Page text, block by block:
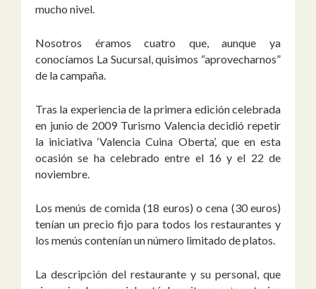
mucho nivel.
Nosotros éramos cuatro que, aunque ya
conocíamos La Sucursal, quisimos “aprovecharnos”
de la campaña.
Tras la experiencia de la primera edición celebrada
en junio de 2009 Turismo Valencia decidió repetir
la iniciativa ‘Valencia Cuina Oberta’, que en esta
ocasión se ha celebrado entre el 16 y el 22 de
noviembre.
Los menús de comida (18 euros) o cena (30 euros)
tenían un precio fijo para todos los restaurantes y
los menús contenían un número limitado de platos.
La descripción del restaurante y su personal, que